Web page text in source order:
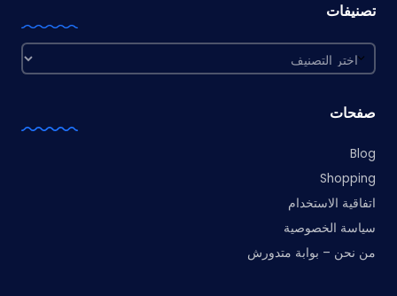
تصنيفات
تصنيفات
صفحات
Blog
Shopping
اتفاقية الاستخدام
سياسة الخصوصية
من نحن – بوابة متدورش